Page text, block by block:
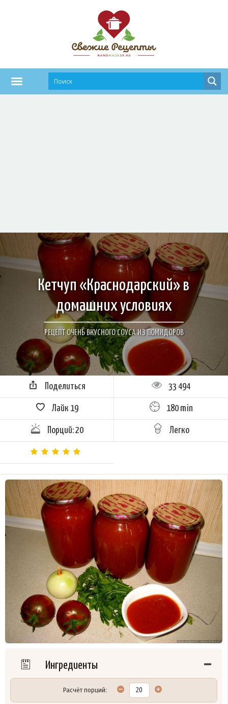
Кетчуп «Краснодарский» в
домашних условиях
РЕЦЕПТ ОЧЕНЬ ВКУСНОГО СОУСА ИЗ ПОМИДОРОВ
Поделиться 33 494
Лайк 19 180 min
Порций: 20 Легко
Ингредиенты
Расчёт порций: